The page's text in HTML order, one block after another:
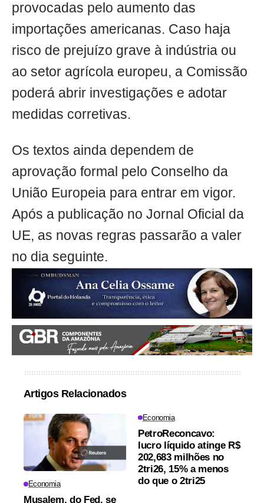
provocadas pelo aumento das
importações americanas. Caso haja
risco de prejuízo grave à indústria ou
ao setor agrícola europeu, a Comissão
poderá abrir investigações e adotar
medidas corretivas.
Os textos ainda dependem de
aprovação formal pelo Conselho da
União Europeia para entrar em vigor.
Após a publicação no Jornal Oficial da
UE, as novas regras passarão a valer
no dia seguinte.
Artigos Relacionados
Economia
Musalem, do Fed, se
Economia
PetroReconcavo:
lucro líquido atinge R$
202,683 milhões no
2tri26, 15% a menos
do que o 2tri25